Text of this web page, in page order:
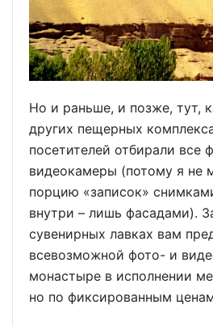
Но и раньше, и позже, тут,
других пещерных
посетителей отбирали все
видеокамеры (потому я не
порцию «записок»
внутри – лишь фасадами).
сувенирных лавках вам
всевозможной фото- и
монастыре в исполнении
но по фиксированным